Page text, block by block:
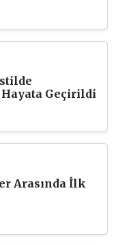
Geçirildi
Arasında İlk